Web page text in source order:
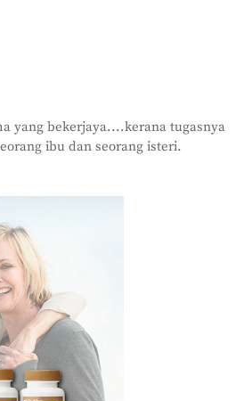
yang bekerjaya....kerana tugasnya
ibu dan seorang isteri.